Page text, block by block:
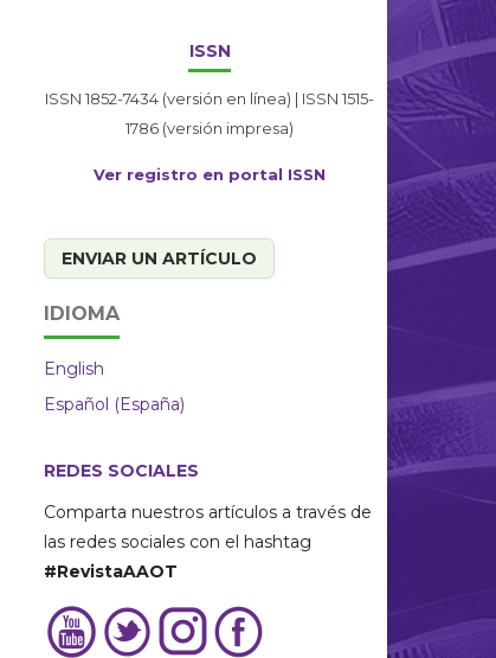
ISSN
ISSN 1852-7434 (versión en línea) | ISSN 1515-
1786 (versión impresa)
Ver registro en portal ISSN
ENVIAR UN ARTÍCULO
IDIOMA
English
Español (España)
REDES SOCIALES
Comparta nuestros artículos a través de
las redes sociales con el hashtag
#RevistaAAOT